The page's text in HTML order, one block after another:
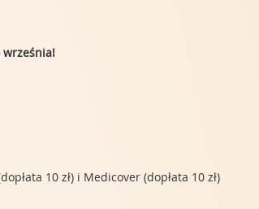
września!
10 zł) i Medicover (dopłata 10 zł)